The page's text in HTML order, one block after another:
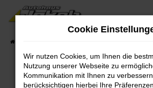
Zum
Hauptinhalt
Cookie
Wir nutzen Cookies, um Ihnen die
Nutzung unserer Webseite zu
Kommunikation mit Ihnen zu
berücksichtigen hierbei Ihre